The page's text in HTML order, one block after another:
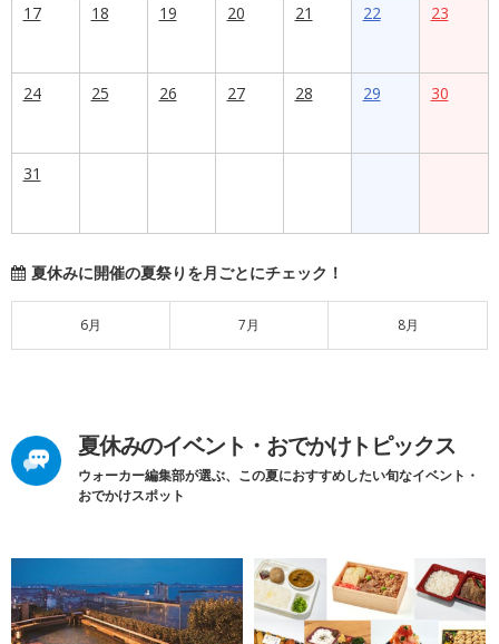
17
18 19 20 21 22 23
24 25 26 27 28 29 30
31
夏休みに開催の夏祭りを月ごとにチェック！
6月 7月 8月
夏休みのイベント・おでかけトピックス
ウォーカー編集部が選ぶ、この夏におすすめしたい旬なイベント・
おでかけスポット